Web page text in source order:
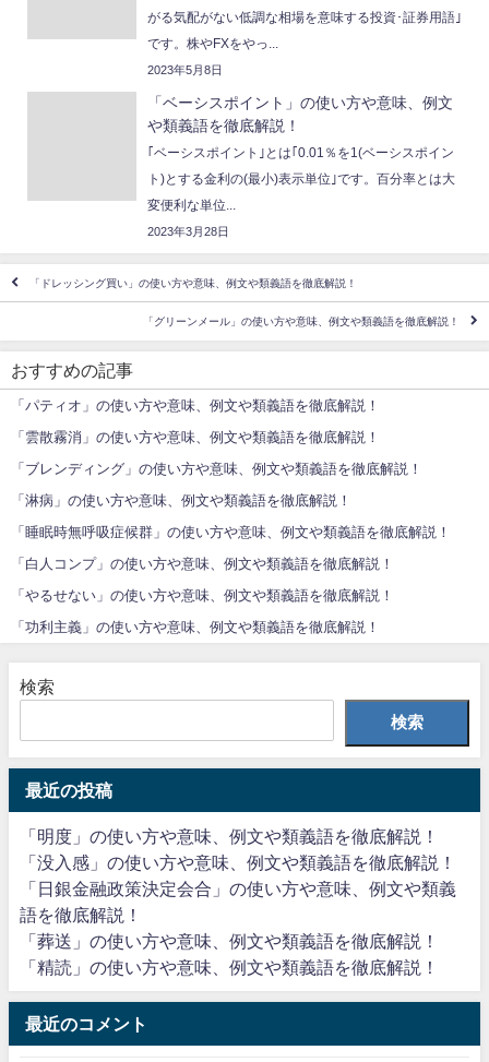
がる気配がない低調な相場を意味する投資･証券用語｣
です。株やFXをやっ...
2023年5月8日
「ベーシスポイント」の使い方や意味、例文
や類義語を徹底解説！
｢ベーシスポイント｣とは｢0.01％を1(ベーシスポイン
ト)とする金利の(最小)表示単位｣です。百分率とは大
変便利な単位...
2023年3月28日
「ドレッシング買い」の使い方や意味、例文や類義語を徹底解説！
「グリーンメール」の使い方や意味、例文や類義語を徹底解説！
おすすめの記事
「パティオ」の使い方や意味、例文や類義語を徹底解説！
「雲散霧消」の使い方や意味、例文や類義語を徹底解説！
「ブレンディング」の使い方や意味、例文や類義語を徹底解説！
「淋病」の使い方や意味、例文や類義語を徹底解説！
「睡眠時無呼吸症候群」の使い方や意味、例文や類義語を徹底解説！
「白人コンプ」の使い方や意味、例文や類義語を徹底解説！
「やるせない」の使い方や意味、例文や類義語を徹底解説！
「功利主義」の使い方や意味、例文や類義語を徹底解説！
検索
検索
最近の投稿
「明度」の使い方や意味、例文や類義語を徹底解説！
「没入感」の使い方や意味、例文や類義語を徹底解説！
「日銀金融政策決定会合」の使い方や意味、例文や類義
語を徹底解説！
「葬送」の使い方や意味、例文や類義語を徹底解説！
「精読」の使い方や意味、例文や類義語を徹底解説！
最近のコメント